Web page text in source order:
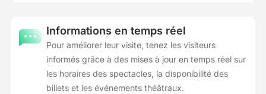
Informations en temps réel
Pour améliorer leur visite, tenez les visiteurs
informés grâce à des mises à jour en temps réel sur
les horaires des spectacles, la disponibilité des
billets et les événements théâtraux.